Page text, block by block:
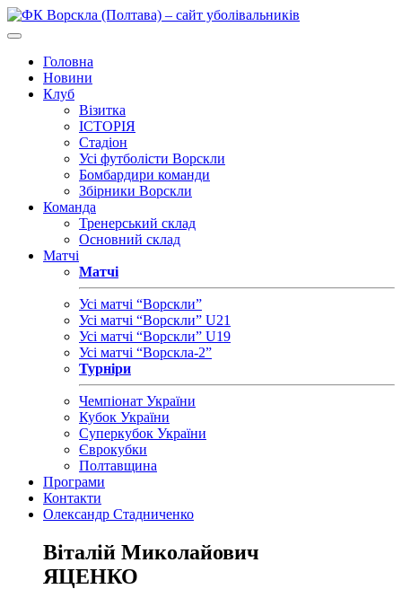
Головна
Новини
Клуб
Візитка
ІСТОРІЯ
Стадіон
Усі футболісти Ворскли
Бомбардири команди
Збірники Ворскли
Команда
Тренерський склад
Основний склад
Матчі
Матчі
Усі матчі “Ворскли”
Усі матчі “Ворскли” U21
Усі матчі “Ворскли” U19
Усі матчі “Ворскла-2”
Турніри
Чемпіонат України
Кубок України
Суперкубок України
Єврокубки
Полтавщина
Програми
Контакти
Олександр Стадниченко
Віталій Миколайович
ЯЦЕНКО